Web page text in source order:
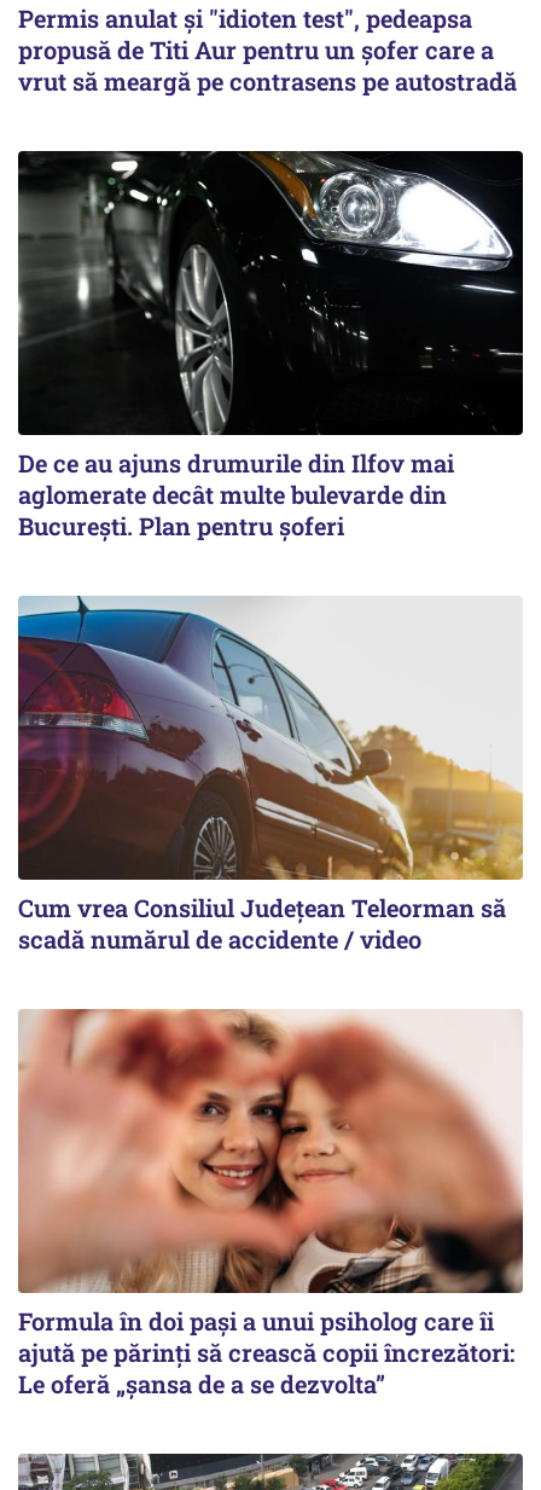
Permis anulat şi "idioten test", pedeapsa
propusă de Titi Aur pentru un şofer care a
vrut să meargă pe contrasens pe autostradă
De ce au ajuns drumurile din Ilfov mai
aglomerate decât multe bulevarde din
București. Plan pentru șoferi
Cum vrea Consiliul Județean Teleorman să
scadă numărul de accidente / video
Formula în doi pași a unui psiholog care îi
ajută pe părinți să crească copii încrezători:
Le oferă „șansa de a se dezvolta”